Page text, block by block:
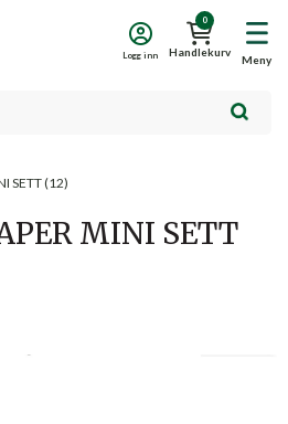
Meny
0
Handlekurv
Logg inn
SETT (12)
MINI SETT